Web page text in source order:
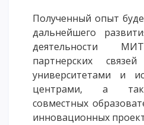
Полученный опыт
дальнейшего
деятельности
партнерских
университетами и
центрами, а
совместных
инновационных